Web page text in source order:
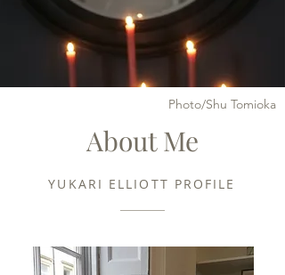
Photo/Shu Tomioka
About Me
YUKARI ELLIOTT PROFILE